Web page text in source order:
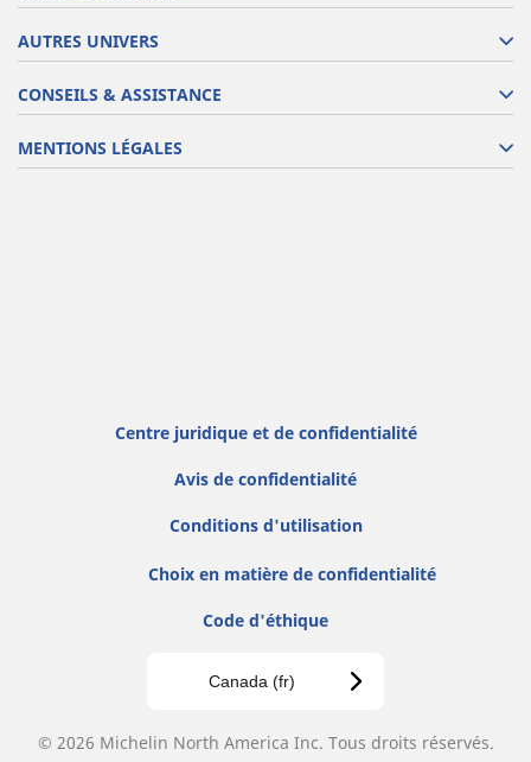
AUTRES UNIVERS
CONSEILS & ASSISTANCE
MENTIONS LÉGALES
Centre juridique et de confidentialité
Avis de confidentialité
Conditions d'utilisation
Choix en matière de confidentialité
Code d'éthique
Canada (fr)
© 2026 Michelin North America Inc. Tous droits réservés.